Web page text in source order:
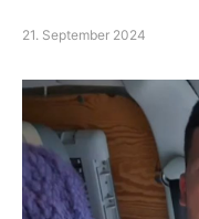
21. September 2024